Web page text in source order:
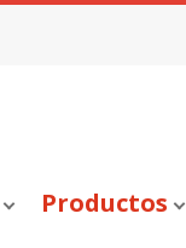
Productos